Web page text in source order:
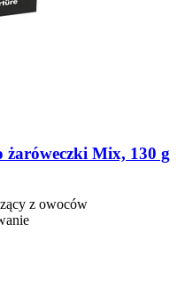
żaróweczki Mix, 130 g
z owoców